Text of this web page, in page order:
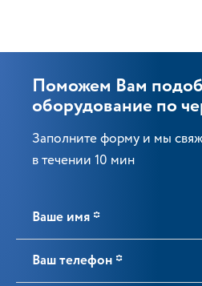
Поможем Вам
оборудование по
Заполните форму и мы
в течении 10 мин